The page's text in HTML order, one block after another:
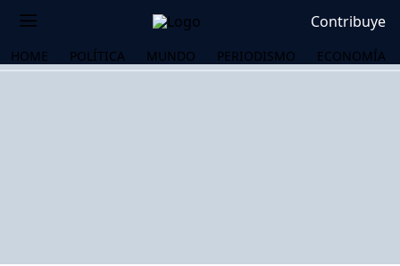
Contribuye
HOME POLÍTICA MUNDO PERIODISMO ECONOMÍA